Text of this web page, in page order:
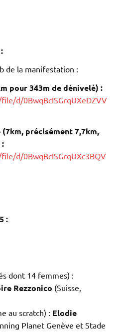
de la manifestation :
pour 343m de dénivelé) :
d/0BwqBcISGrqUXeDZVV
précisément 7,7km,
:
d/0BwqBcISGrqUXc3BQV
:
dont 14 femmes) :
Rezzonico (Suisse,
au scratch) : Elodie
Planet Genève et Stade